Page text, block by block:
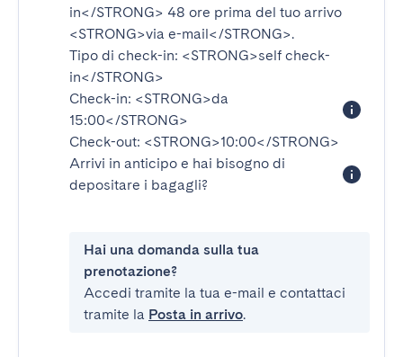
in</STRONG> 48 ore prima del tuo arrivo
<STRONG>via e-mail</STRONG>.
Tipo di check-in: <STRONG>self check-
in</STRONG>
Check-in: <STRONG>da
15:00</STRONG>
Check-out: <STRONG>10:00</STRONG>
Arrivi in anticipo e hai bisogno di
depositare i bagagli?
Hai una domanda sulla tua
prenotazione?
Accedi tramite la tua e-mail e contattaci
tramite la Posta in arrivo.